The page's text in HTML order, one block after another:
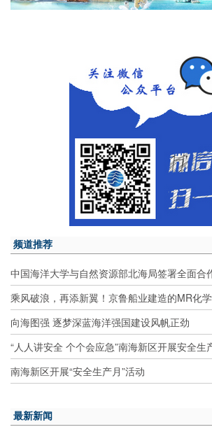
频道推荐
中国海洋大学与自然资源部北海局签署全面合
乘风破浪，再添新翼！京鲁船业建造的MR化
向海图强 逐梦深蓝海洋强国建设风帆正劲
“人人讲安全 个个会应急”南海新区开展安全生
南海新区开展“安全生产月”活动
最新新闻